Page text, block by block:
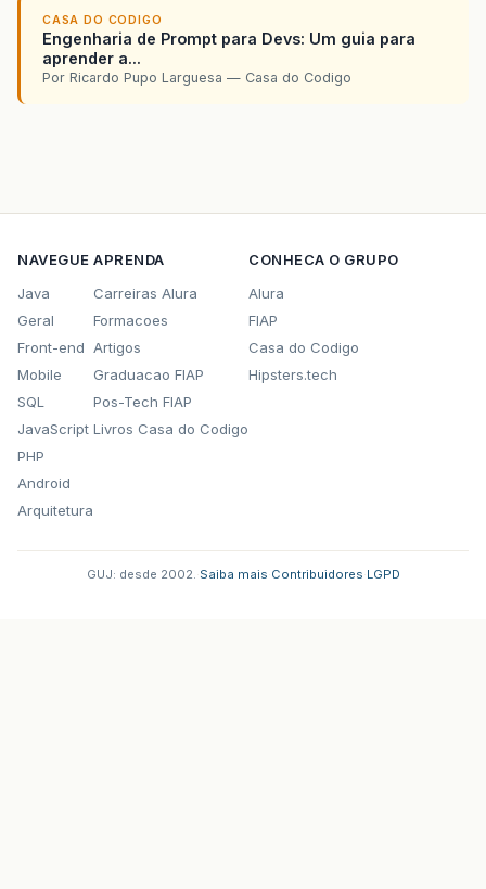
CASA DO CODIGO
Engenharia de Prompt para Devs: Um guia para
aprender a...
Por Ricardo Pupo Larguesa — Casa do Codigo
NAVEGUE
Java
Geral
Front-end
Mobile
SQL
JavaScript
PHP
Android
Arquitetura
APRENDA
Carreiras Alura
Formacoes
Artigos
Graduacao FIAP
Pos-Tech FIAP
Livros Casa do Codigo
CONHECA O GRUPO
Alura
FIAP
Casa do Codigo
Hipsters.tech
GUJ: desde 2002. Saiba mais Contribuidores LGPD